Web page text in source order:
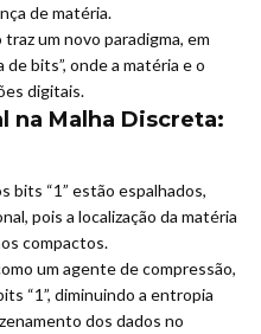
de matéria.
um novo paradigma, em
bits”, onde a matéria e o
digitais.
na Malha Discreta:
bits “1” estão espalhados,
pois a localização da matéria
compactos.
um agente de compressão,
“1”, diminuindo a entropia
dos dados no